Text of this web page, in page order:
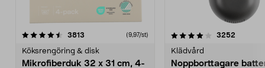
3813 (9,97/st)
Köksrengöring & disk
Mikrofiberduk 32 x 31 cm, 4-
4.0av 5 stjärnor 3252
Klädvård
Noppborttagare
4.5av 5 stjärnor